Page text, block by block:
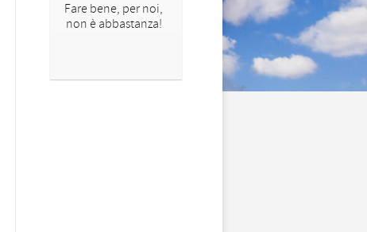
Fare bene, per noi,
non è abbastanza!